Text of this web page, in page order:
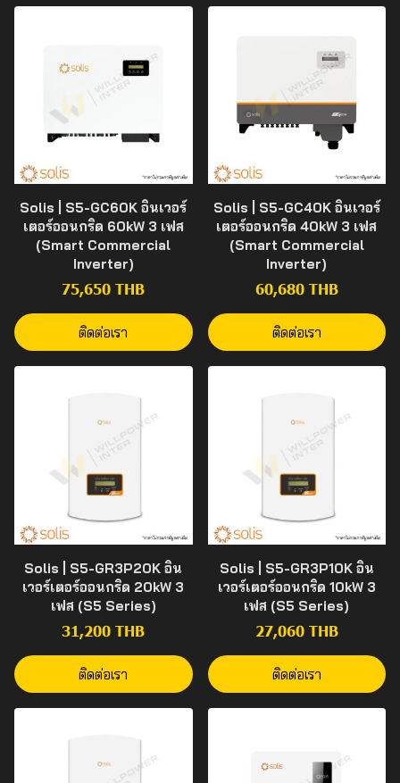
Solis | S5-GC60K อินเวอร์
เตอร์ออนกริด 60kW 3 เฟส
(Smart Commercial
Inverter)
75,650 THB
ติดต่อเรา
Solis | S5-GC40K อินเวอร์
เตอร์ออนกริด 40kW 3 เฟส
(Smart Commercial
Inverter)
60,680 THB
ติดต่อเรา
Solis | S5-GR3P20K อิน
เวอร์เตอร์ออนกริด 20kW 3
เฟส (S5 Series)
31,200 THB
ติดต่อเรา
Solis | S5-GR3P10K อิน
เวอร์เตอร์ออนกริด 10kW 3
เฟส (S5 Series)
27,060 THB
ติดต่อเรา